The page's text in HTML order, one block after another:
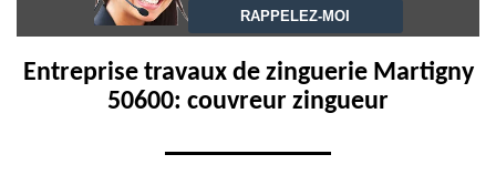
Entreprise travaux de zinguerie Martigny
50600: couvreur zingueur